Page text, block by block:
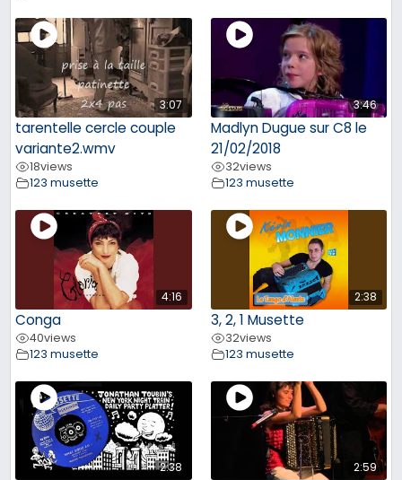
3:07
tarentelle cercle couple
variante2.wmv
18views
123 musette
3:46
Madlyn Dugue sur C8 le
21/02/2018
32views
123 musette
4:16
Conga
40views
123 musette
2:38
3, 2, 1 Musette
32views
123 musette
2:38 2:59